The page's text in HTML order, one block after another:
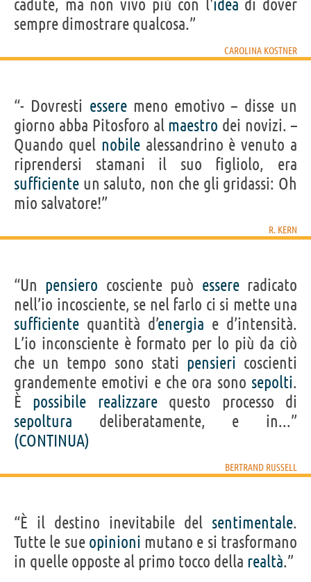
cadute, ma non vivo più con l'idea di dover
sempre dimostrare qualcosa.”
CAROLINA KOSTNER
“- Dovresti esseremeno emotivo – disse un
giorno abba Pitosforo al maestro dei novizi. –
Quando quel nobilealessandrino è venuto a
riprendersi stamani il suo figliolo, era
sufficiente un saluto, non che gli gridassi: Oh
mio salvatore!”
R. KERN
“Un pensiero cosciente può essereradicato
nell’io incosciente, se nel farlo ci si mette una
sufficiente quantità d’energia e d’intensità.
L’io inconsciente è formato per lo più da ciò
che un tempo sono stati pensieri coscienti
grandemente emotivi e che ora sono sepolti.
È possibile realizzarequesto processo di
sepoltura deliberatamente, e in...”
(CONTINUA)
BERTRAND RUSSELL
“È il destino inevitabile del sentimentale.
Tutte le sue opinioni mutano e si trasformano
in quelle opposte al primo tocco della realtà.”